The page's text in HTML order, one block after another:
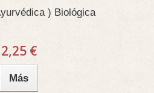
) Biológica
2,25 €
Más